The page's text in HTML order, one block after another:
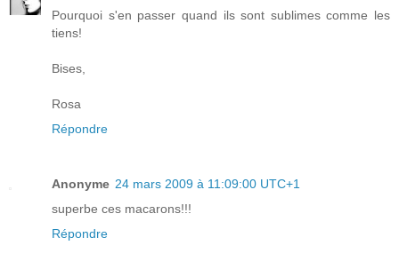
Pourquoi s'en passer quand ils sont sublimes comme les
tiens!
Bises,
Rosa
Répondre
Anonyme 24 mars 2009 à 11:09:00 UTC+1
superbe ces macarons!!!
Répondre